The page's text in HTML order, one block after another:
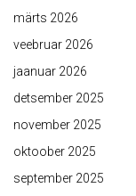
märts 2026
veebruar 2026
jaanuar 2026
detsember 2025
november 2025
oktoober 2025
september 2025